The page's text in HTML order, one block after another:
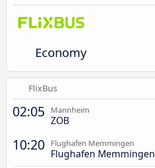
Economy
FlixBus
02:05 Mannheim
ZOB
10:20 Flughafen Memmingen
Flughafen Memmingen